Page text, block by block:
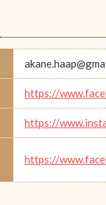
https://
https://
https://